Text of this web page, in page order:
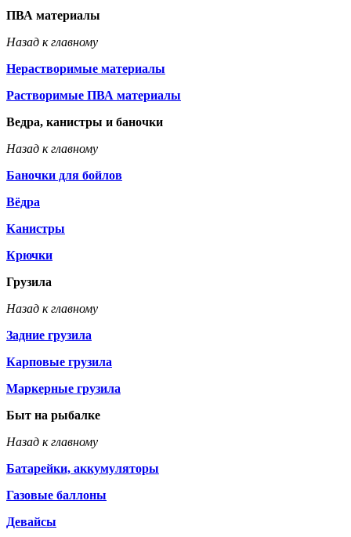
ПВА материалы
Назад к главному
Нерастворимые материалы
Растворимые ПВА материалы
Ведра, канистры и баночки
Назад к главному
Баночки для бойлов
Вёдра
Канистры
Крючки
Грузила
Назад к главному
Задние грузила
Карповые грузила
Маркерные грузила
Быт на рыбалке
Назад к главному
Батарейки, аккумуляторы
Газовые баллоны
Девайсы